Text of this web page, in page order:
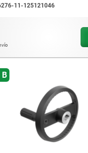
la perforación transversal
11-125121046
B